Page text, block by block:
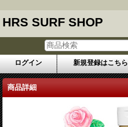
HRS SURF SHOP
ログイン 新規登録はこちら
商品詳細